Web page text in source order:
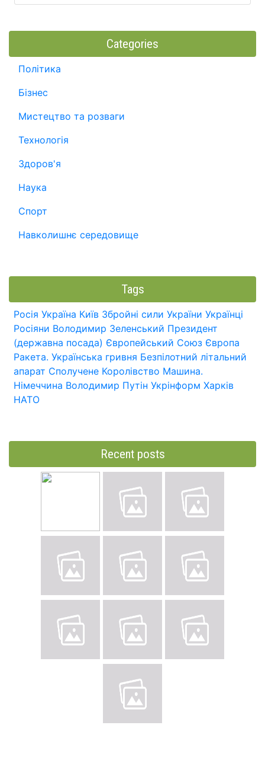
Categories
Політика
Бізнес
Мистецтво та розваги
Технологія
Здоров'я
Наука
Спорт
Навколишнє середовище
Tags
Росія Україна Київ Збройні сили України Українці
Росіяни Володимир Зеленський Президент
(державна посада) Європейський Союз Європа
Ракета. Українська гривня Безпілотний літальний
апарат Сполучене Королівство Машина.
Німеччина Володимир Путін Укрінформ Харків
НАТО
Recent posts